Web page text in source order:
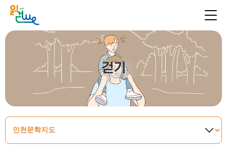
걷기